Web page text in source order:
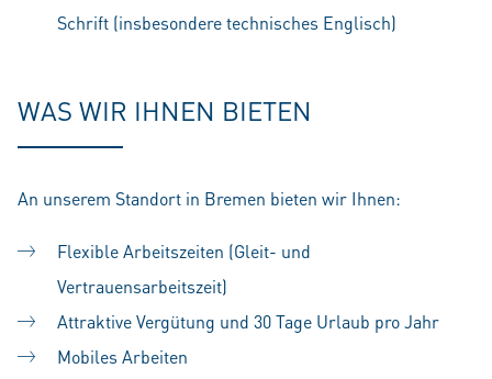
Schrift (insbesondere technisches Englisch)
WAS WIR IHNEN BIETEN
An unserem Standort in Bremen bieten wir Ihnen:
Flexible Arbeitszeiten (Gleit- und
Vertrauensarbeitszeit)
Attraktive Vergütung und 30 Tage Urlaub pro Jahr
Mobiles Arbeiten